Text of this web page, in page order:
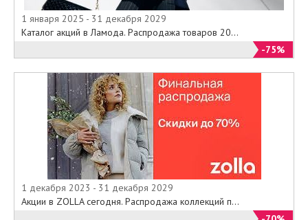
1 января 2025 - 31 декабря 2029
Каталог акций в Ламода. Распродажа товаров 20...
-75%
1 декабря 2023 - 31 декабря 2029
Акции в ZOLLA сегодня. Распродажа коллекций п...